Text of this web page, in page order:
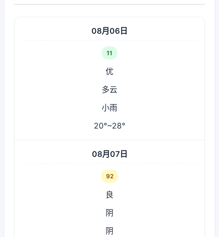
08月06日
11
优
多云
小雨
20°~28°
08月07日
92
良
阴
阴